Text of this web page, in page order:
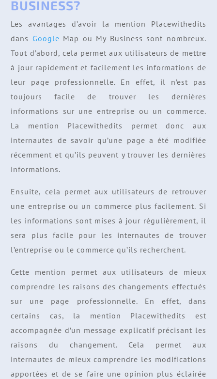
BUSINESS?
Les avantages d’avoir la mention Placewithedits
dans Google Map ou My Business sont nombreux.
Tout d’abord, cela permet aux utilisateurs de mettre
à jour rapidement et facilement les informations de
leur page professionnelle. En effet, il n’est pas
toujours facile de trouver les dernières
informations sur une entreprise ou un commerce.
La mention Placewithedits permet donc aux
internautes de savoir qu’une page a été modifiée
récemment et qu’ils peuvent y trouver les dernières
informations.
Ensuite, cela permet aux utilisateurs de retrouver
une entreprise ou un commerce plus facilement. Si
les informations sont mises à jour régulièrement, il
sera plus facile pour les internautes de trouver
l’entreprise ou le commerce qu’ils recherchent.
Cette mention permet aux utilisateurs de mieux
comprendre les raisons des changements effectués
sur une page professionnelle. En effet, dans
certains cas, la mention Placewithedits est
accompagnée d’un message explicatif précisant les
raisons du changement. Cela permet aux
internautes de mieux comprendre les modifications
apportées et de se faire une opinion plus éclairée